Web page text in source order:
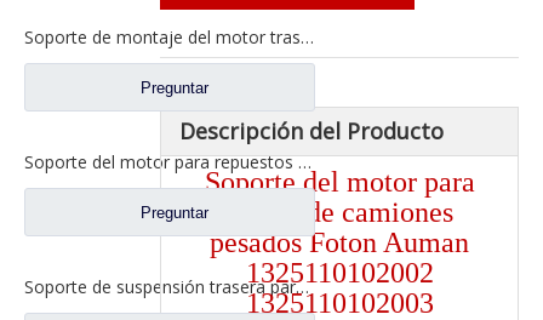
Soporte de montaje del motor trasero para repuestos de camiones Foton Auman H0101050095A0/H0101050096A0
Preguntar
Soporte del motor para repuestos de camiones Foton Auman 1325110102002/1325110102003
Preguntar
Soporte de suspensión trasera para repuestos de camiones Foton Auman H4101050027A0/H4101050028A0
Descripción del Producto
Soporte del motor para
piezas de camiones
pesados ​​Foton Auman
1325110102002
1325110102003